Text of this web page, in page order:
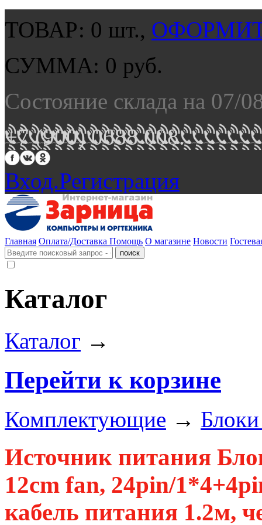
ТОВАР: 0 шт.,
СУММА: 0 руб.
Состояние склада на 07/
+7 (900) 0688 008.
Вход.Регистрация
Главная Оплата/Доставка Помощь О магазине Новости
Каталог
Каталог →
Перейти к корзине
Комплектующие →
Источник питания
12cm fan, 24pin/
кабель питания 1.2м,